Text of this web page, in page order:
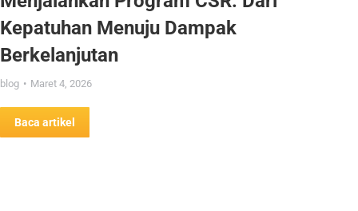
Kepatuhan Menuju Dampak
Berkelanjutan
blog Maret 4, 2026
Baca artikel